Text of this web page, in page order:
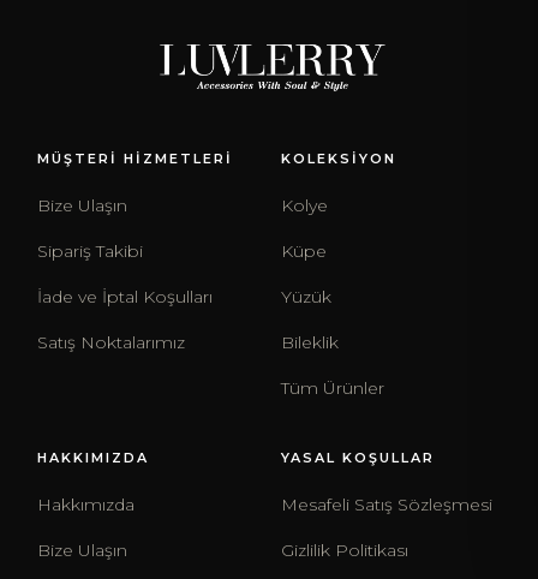
MÜŞTERİ HİZMETLERİ
Bize Ulaşın
Sipariş Takibi
İade ve İptal Koşulları
Satış Noktalarımız
KOLEKSİYON
Kolye
Küpe
Yüzük
Bileklik
Tüm Ürünler
HAKKIMIZDA
Hakkımızda
Bize Ulaşın
YASAL KOŞULLAR
Mesafeli Satış Sözleşmesi
Gizlilik Politikası